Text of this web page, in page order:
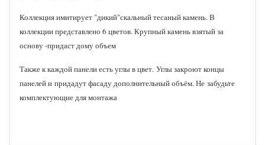
Коллекция имитирует "дикий"скальный тесаный камень. В
коллекции представлено 6 цветов. Крупный камень взятый за
основу -придаст дому объем
Также к каждой панели есть углы в цвет. Углы закроют концы
панелей и придадут фасаду дополнительный объём. Не забудьте
комплектующие для монтажа